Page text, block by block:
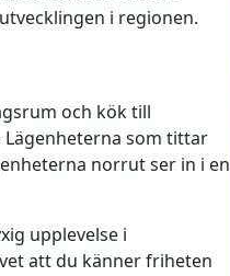
i regionen.
och kök till
som tittar
norrut ser in i en
upplevelse i
att du känner friheten